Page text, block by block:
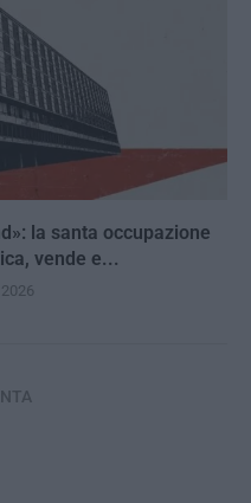
la santa occupazione
vende e...